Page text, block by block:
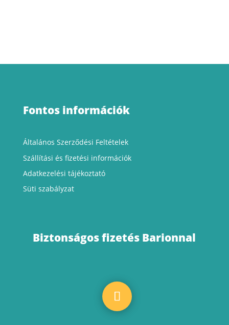
Fontos információk
Általános Szerződési Feltételek
Szállítási és fizetési információk
Adatkezelési tájékoztató
Süti szabályzat
Biztonságos fizetés Barionnal